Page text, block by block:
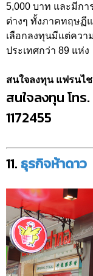
5,000 บาท และมีก
ต่างๆ ทั้งภาคทฤษฏี
เลือกลงทุนมีแต่คว
ประเทศกว่า 89 แห่ง
สนใจลงทุน แฟรนไ
สนใจลงทุน โท
1172455
11. ธุรกิจห้าดาว